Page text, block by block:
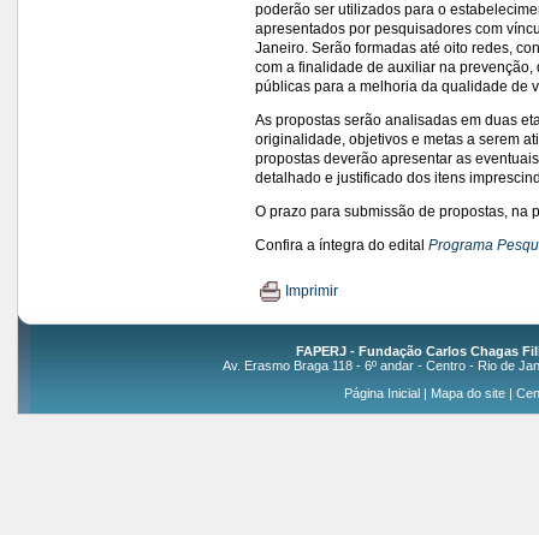
poderão ser utilizados para o
apresentados por pesquisadores com
Janeiro. Serão formadas até oito redes,
com a finalidade de auxiliar na
públicas para a melhoria da qualidade de
As propostas serão analisadas em duas
originalidade, objetivos e metas a serem
propostas deverão apresentar as
detalhado e justificado dos itens
O prazo para submissão de propostas, na
Confira a íntegra do edital Programa
Imprimir
FAPERJ - Fundação Carlos Chagas
Av. Erasmo Braga 118 - 6º andar - Centro - Rio de
Página Inicial| Mapa do site|